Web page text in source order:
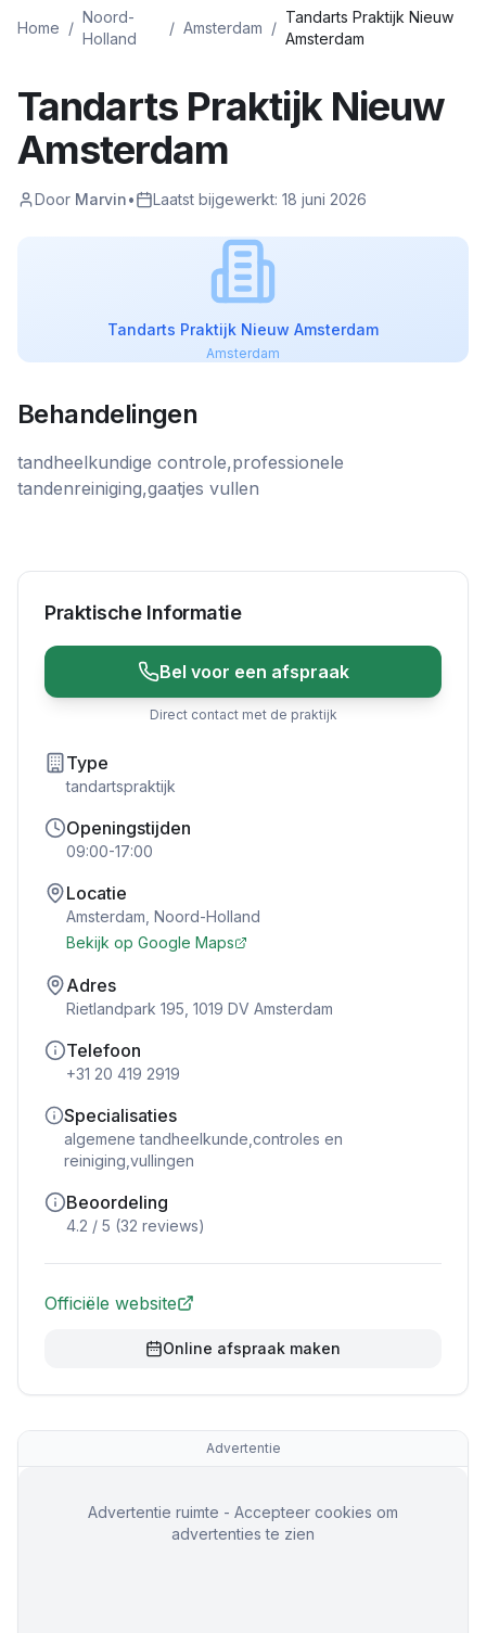
Home /
Noord-
Holland
/ Amsterdam /
Tandarts Praktijk Nieuw
Amsterdam
Tandarts Praktijk Nieuw
Amsterdam
Door Marvin• Laatst bijgewerkt: 18 juni 2026
Tandarts Praktijk Nieuw Amsterdam
Amsterdam
Behandelingen
tandheelkundige controle,professionele
tandenreiniging,gaatjes vullen
Praktische Informatie
Bel voor een afspraak
Direct contact met de praktijk
Type
tandartspraktijk
Openingstijden
09:00-17:00
Locatie
Amsterdam Noord-Holland
Bekijk op Google Maps
Adres
Rietlandpark 195, 1019 DV Amsterdam
Telefoon
+31 20 419 2919
Specialisaties
algemene tandheelkunde,controles en
reiniging,vullingen
Beoordeling
4.2 / 5 (32 reviews)
Officiële website
Online afspraak maken
Advertentie
Advertentie ruimte - Accepteer cookies om
advertenties te zien